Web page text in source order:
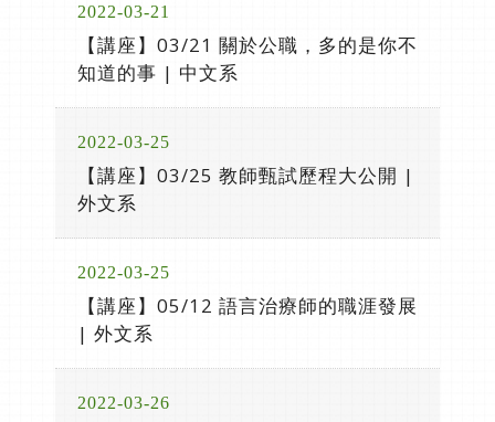
2022-03-21
【講座】03/21 關於公職，多的是你不
知道的事 | 中文系
2022-03-25
【講座】03/25 教師甄試歷程大公開 |
外文系
2022-03-25
【講座】05/12 語言治療師的職涯發展
| 外文系
2022-03-26